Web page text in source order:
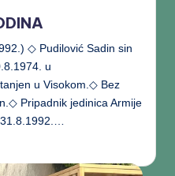
◇ Pudilović Sadin sin
u
u Visokom.◇ Bez
Pripadnik jedinica Armije